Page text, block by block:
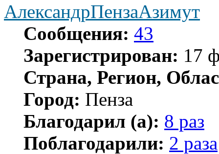
АлександрПензаАзимут
Сообщения: 43
Зарегистрирован: 17
Страна, Регион,
Город: Пенза
Благодарил (а): 8 раз
Поблагодарили: 2 раза